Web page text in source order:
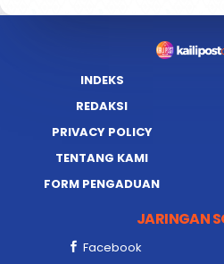
INDEKS
REDAKSI
PRIVACY POLICY
TENTANG KAMI
FORM PENGADUAN
JARINGAN
Facebook